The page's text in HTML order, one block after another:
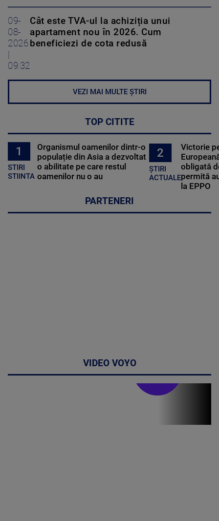
09-
08-
2026
09:32
Cât este TVA-ul la achiziția unui
apartament nou în 2026. Cum
beneficiezi de cota redusă
VEZI MAI MULTE ȘTIRI
TOP CITITE
1
STIRI
STIINTA
Organismul oamenilor dintr-o
populație din Asia a dezvoltat
o abilitate pe care restul
oamenilor nu o au
2
ȘTIRI
ACTUALE
Victorie
obligată
permită
la EPPO
PARTENERI
VIDEO VOYO